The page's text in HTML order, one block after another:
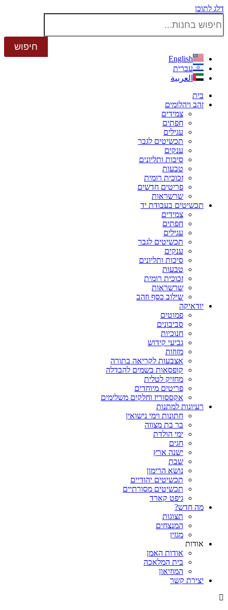
דלג לתוכן
English
עברית
العربية
בית
זהב ויהלומים
צמידים
חפתים
עגילים
תכשיטים לגבר
ענקים
סיכות ותליונים
טבעות
זכוכית רומית
פריטים חדשים
שרשראות
תכשיטים בעבודת יד
צמידים
חפתים
עגילים
תכשיטים לגבר
ענקים
סיכות ותליונים
טבעות
זכוכית רומית
שרשראות
שילוב כסף וזהב
יודאיקה
פמוטים
סביבונים
חנוכיות
גביעי קידוש
מזוזות
אצבעות לקריאה בתורה
קופסאות בשמים להבדלה
מחזיק לטלית
פריטים מיוחדים
אקססוריז וחלקים משלימים
רעיונות למתנות
חתונות וימי נישואין
בר בת מצווה
ימי הולדת
חגים
ישנה ארץ
שבת
נושא הרימון
תכשיטים יהודיים
תכשיטים מסורתיים
גיפט קארד
מה חדש?
תצוגות
המנצחים
מגזין
אודות
אודות האמן
בית המלאכה
המוזיאון
יצירת קשר